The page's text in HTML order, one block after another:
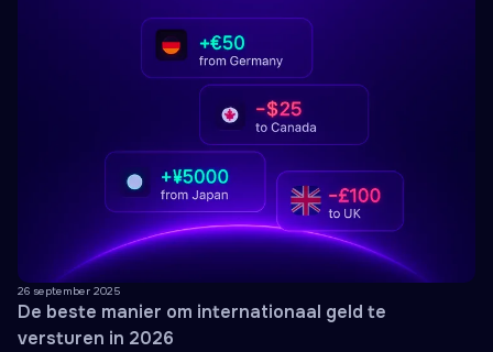
26 september 2025
De beste manier om internationaal geld te
versturen in 2026